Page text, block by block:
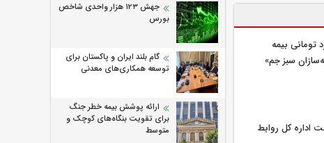
۶ میلیارد تومانی بیمه
سبز جم»
اداره كل روابط
جهش ۱۲۳ هزار واحدی شاخص
بورس
گام بلند ایران و پاکستان برای
توسعه همکاری‌های معدنی
ارائه پوشش بیمه خطر جنگ
برای تقویت بنگاه‌های کوچک و
متوسط